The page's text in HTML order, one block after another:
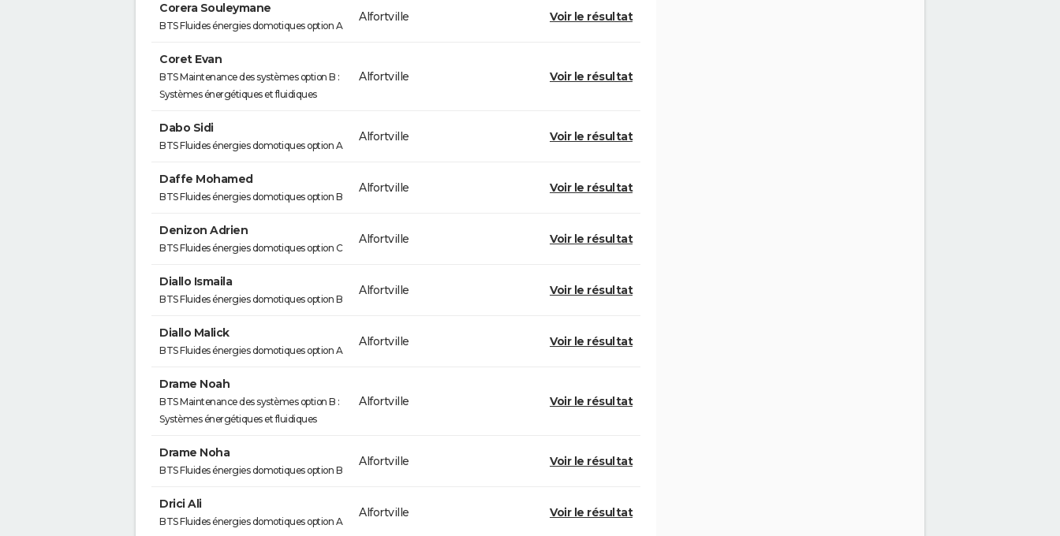
Corera Souleymane
BTS Fluides énergies domotiques option A
Alfortville Voir le résultat
Coret Evan
BTS Maintenance des systèmes option B :
Systèmes énergétiques et fluidiques
Alfortville Voir le résultat
Dabo Sidi
BTS Fluides énergies domotiques option A
Alfortville Voir le résultat
Daffe Mohamed
BTS Fluides énergies domotiques option B
Alfortville Voir le résultat
Denizon Adrien
BTS Fluides énergies domotiques option C
Alfortville Voir le résultat
Diallo Ismaila
BTS Fluides énergies domotiques option B
Alfortville Voir le résultat
Diallo Malick
BTS Fluides énergies domotiques option A
Alfortville Voir le résultat
Drame Noah
BTS Maintenance des systèmes option B :
Systèmes énergétiques et fluidiques
Alfortville Voir le résultat
Drame Noha
BTS Fluides énergies domotiques option B
Alfortville Voir le résultat
Drici Ali
BTS Fluides énergies domotiques option A
Alfortville Voir le résultat